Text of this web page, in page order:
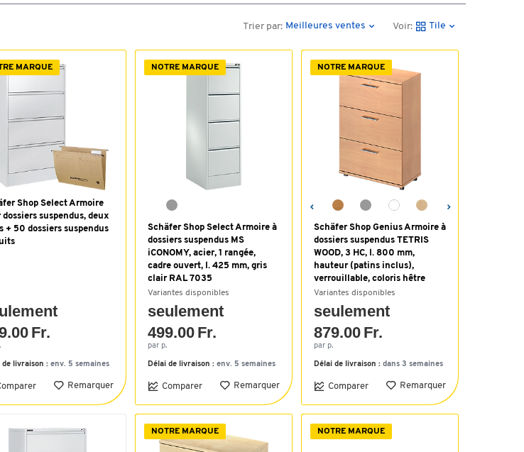
Trier par: Meilleures ventes Voir: Tile
MARQUE
Shop Select Armoire
dossiers suspendus, deux
+ 50 dossiers suspendus
Fr.
de livraison : env. 5 semaines
Remarquer
NOTRE MARQUE
Schäfer Shop Select Armoire à
dossiers suspendus MS
iCONOMY, acier, 1 rangée,
cadre ouvert, l. 425 mm, gris
clair RAL 7035
Variantes disponibles
seulement
499.00 Fr.
par p.
Délai de livraison : env. 5 semaines
Comparer Remarquer
NOTRE MARQUE
Schäfer Shop Genius Armoire à
dossiers suspendus TETRIS
WOOD, 3 HC, l. 800 mm,
hauteur (patins inclus),
verrouillable, coloris hêtre
Variantes disponibles
seulement
879.00 Fr.
par p.
Délai de livraison : dans 3 semaines
Comparer Remarquer
NOTRE MARQUE NOTRE MARQUE